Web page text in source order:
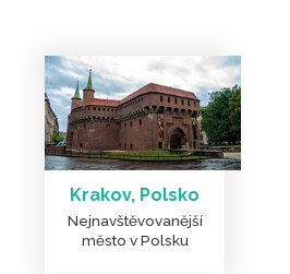
Krakov, Polsko
Nejnavštěvovanější
město v Polsku